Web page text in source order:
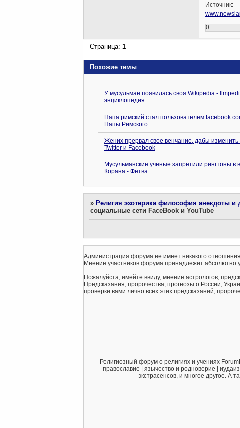
Источник:
0
Страница:1
Похожие темы
У мусульман появилась своя Wikipedia -
энциклопедия
Папа римский стал пользователем
Папы Римского
Жених прервал свое венчание, дабы изменить
Twitter и Facebook
Мусульманские ученые запретили рингтоны в
Корана - Фетва
» Религия эзотерика философия анекдоты
социальные сети FaceBook и YouTube
Администрация форума не имеет никакого
Мнение участников форума принадлежит абсолютно
Пожалуйста, имейте ввиду, мнение астрологов,
Предсказания, пророчества, прогнозы о России,
проверки вами лично всех этих предсказаний,
Религиозный форум о религиях и учениях
православие | язычество и родноверие |
экстрасенсов, и многое другое. А